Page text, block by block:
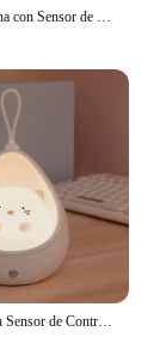
Luz LED nocturna con Sensor de movimiento, lámpara de pared inteligente con enchufe europeo de 220V para el hogar, pasillo, WC, escalera, cocina y dormitorio
Luz nocturna con Sensor de Control, lámpara de inducción humana de animales bonitos para dormitorio de niños, luces LED de pared de silicona recargables por USB